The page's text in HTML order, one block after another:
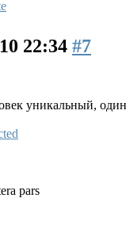
22:34 #7
уникальный,
pars